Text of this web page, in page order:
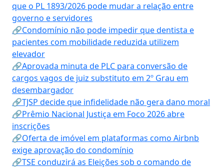
que o PL 1893/2026 pode mudar a relação entre
governo e servidores
🔗Condomínio não pode impedir que dentista e
pacientes com mobilidade reduzida utilizem
elevador
🔗Aprovada minuta de PLC para conversão de
cargos vagos de juiz substituto em 2º Grau em
desembargador
🔗TJSP decide que infidelidade não gera dano moral
🔗Prêmio Nacional Justiça em Foco 2026 abre
inscrições
🔗Oferta de imóvel em plataformas como Airbnb
exige aprovação do condomínio
🔗TSE conduzirá as Eleições sob o comando de